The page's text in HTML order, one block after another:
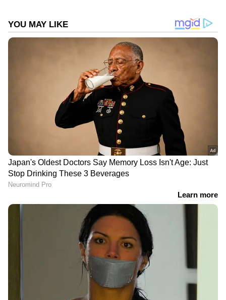
യമഹ എയറോക്സ്-ഇ മൂന്ന് റൈഡിംഗ്
മോഡുകൾ വാഗ്ദാനം ചെയ്യുന്നു, അതായത്
ഇക്കോ, സ്റ്റാൻഡേർഡ്, പവർ, കൂടാതെ ഒരു
പ്രത്യേക റിവേഴ്സ് മോഡും. സ്മാർട്ട് കീ സിസ്റ്റം,
അഞ്ച് ഇഞ്ച് ടിഎഫ്‍ടി ഇൻസ്ട്രുമെന്റ് ക്ലസ്റ്റർ,
ബ്ലൂടൂത്ത് കണക്റ്റിവിറ്റി, ട്രാക്ഷൻ കൺട്രോൾ
തുടങ്ങിയ സവിശേഷതകളോടെയാണ് ഇ-
സ്‍കൂട്ടർ വരുന്നത്.
യമഹ ഇസി-06
എയറോക്സ്-ഇയ്‌ക്കൊപ്പം, 2026 ന്റെ ആദ്യ
പാദത്തിൽ പുറത്തിറങ്ങുന്ന EC-06 ഉം യമഹ
പുറത്തിറക്കി. വിശാലമായ ഉപഭോക്താക്കളെ
ലക്ഷ്യമിട്ട് റിവറിൽ നിന്നുള്ള ഒരു പ്രൊഡക്ഷൻ
മോഡലിനെ അടിസ്ഥാനമാക്കിയുള്ളതാണ് ഇത്.
സ്‌പെസിഫിക്കേഷനെക്കുറിച്ച്
പറയുകയാണെങ്കിൽ, EC-06 ന് 4 kWh ഉയർന്ന
ശേഷിയുള്ള ഫിക്സഡ് ബാറ്ററി പായ്ക്ക്
ലഭിക്കുന്നു, ഒറ്റ ചാർജിൽ 160 കിലോമീറ്റർ